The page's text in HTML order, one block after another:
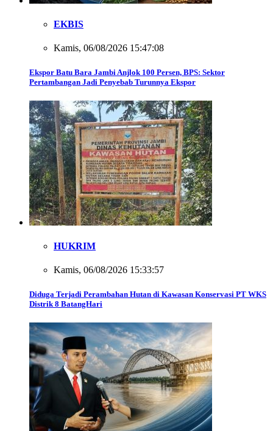
EKBIS
Kamis, 06/08/2026 15:47:08
Ekspor Batu Bara Jambi Anjlok 100 Persen, BPS: Sektor
Pertambangan Jadi Penyebab Turunnya Ekspor
HUKRIM
Kamis, 06/08/2026 15:33:57
Diduga Terjadi Perambahan Hutan di Kawasan Konservasi PT WKS
Distrik 8 BatangHari